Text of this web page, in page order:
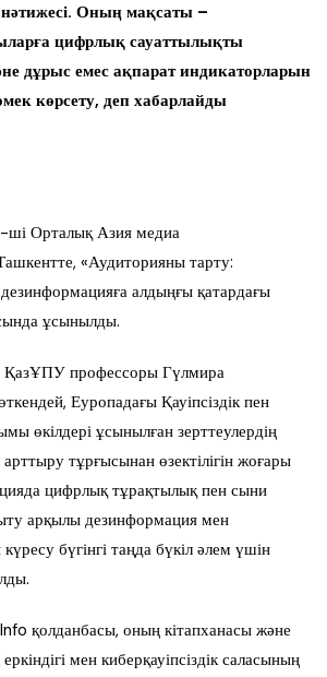
Оның мақсаты –
цифрлық сауаттылықты
дұрыс емес ақпарат индикаторларын
көрсету, деп хабарлайды
ші Орталық Азия медиа
«Аудиторияны тарту:
алдыңғы қатардағы
ұсынылды.
ҚазҰПУ профессоры Гүлмира
Еуропадағы Қауіпсіздік пен
өкілдері ұсынылған зерттеулердің
тұрғысынан өзектілігін жоғары
цифрлық тұрақтылық пен сыни
арқылы дезинформация мен
бүгінгі таңда бүкіл әлем үшін
қолданбасы, оның кітапханасы және
мен киберқауіпсіздік саласының